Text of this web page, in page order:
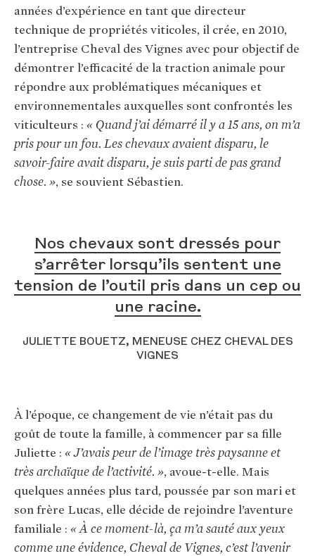
années d’expérience en tant que directeur
technique de propriétés viticoles, il crée, en 2010,
l’entreprise Cheval des Vignes avec pour objectif de
démontrer l’efficacité de la traction animale pour
répondre aux problématiques mécaniques et
environnementales auxquelles sont confrontés les
viticulteurs : « Quand j’ai démarré il y a 15 ans, on m’a
pris pour un fou. Les chevaux avaient disparu, le
savoir-faire avait disparu, je suis parti de pas grand
chose. », se souvient Sébastien.
Nos chevaux sont dressés pour
s’arrêter lorsqu’ils sentent une
tension de l’outil pris dans un cep ou
une racine.
JULIETTE BOUETZ, MENEUSE CHEZ CHEVAL DES
VIGNES
À l’époque, ce changement de vie n’était pas du
goût de toute la famille, à commencer par sa fille
Juliette : « J’avais peur de l’image très paysanne et
très archaïque de l’activité. », avoue-t-elle. Mais
quelques années plus tard, poussée par son mari et
son frère Lucas, elle décide de rejoindre l’aventure
familiale : « À ce moment-là, ça m’a sauté aux yeux
comme une évidence, Cheval de Vignes, c’est l’avenir